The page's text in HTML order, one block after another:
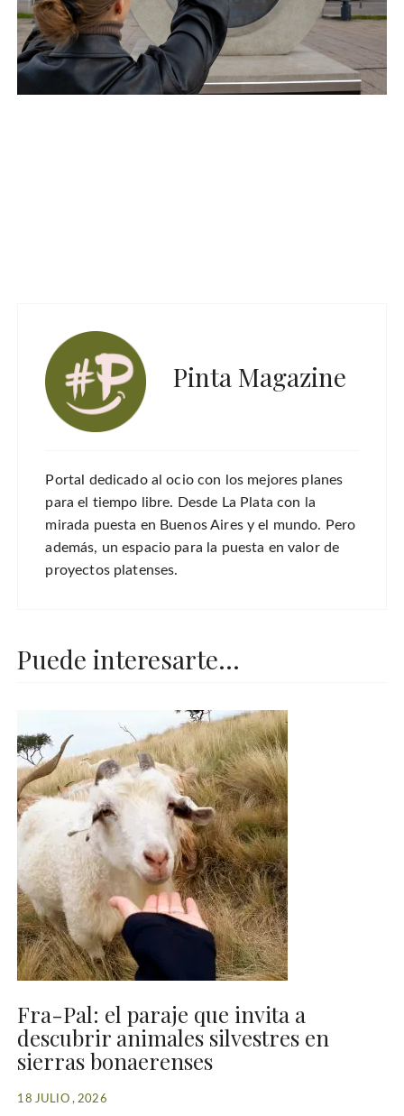
Pinta Magazine
Portal dedicado al ocio con los mejores planes
para el tiempo libre. Desde La Plata con la
mirada puesta en Buenos Aires y el mundo. Pero
además, un espacio para la puesta en valor de
proyectos platenses.
Puede interesarte...
Fra-Pal: el paraje que invita a
descubrir animales silvestres en
sierras bonaerenses
18 JULIO , 2026